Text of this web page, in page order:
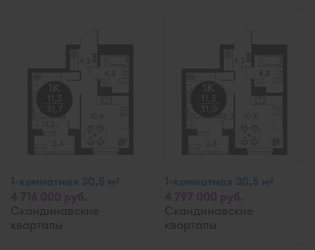
1-комнатная 30,5 м2
Скандинавские
кварталы
1-комнатная 30,5 м2
Скандинавские
кварталы